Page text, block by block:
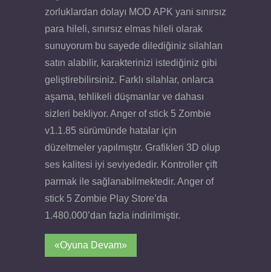
zorluklardan dolayı MOD APK yani sınırsız
para hileli, sınırsız elmas hileli olarak
sunuyorum bu sayede dilediğiniz silahları
satın alabilir, karakterinizi istediğiniz gibi
geliştirebilirsiniz. Farklı silahlar, onlarca
aşama, tehlikeli düşmanlar ve dahası
sizleri bekliyor. Anger of stick 5 Zombie
v1.1.85 sürümünde hatalar için
düzeltmeler yapılmıştır. Grafikleri 3D olup
ses kalitesi iyi seviyededir. Kontroller çift
parmak ile sağlanabilmektedir. Anger of
stick 5 Zombie Play Store’da
1.480.000’dan fazla indirilmiştir.
«Oyuna Devam»